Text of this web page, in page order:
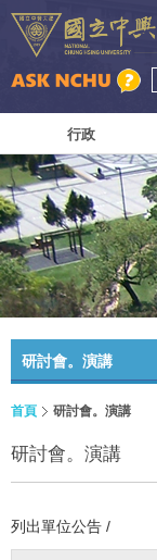
行政
研討會。演講
首頁 研討會。演講
研討會。演講
列出單位公告 /